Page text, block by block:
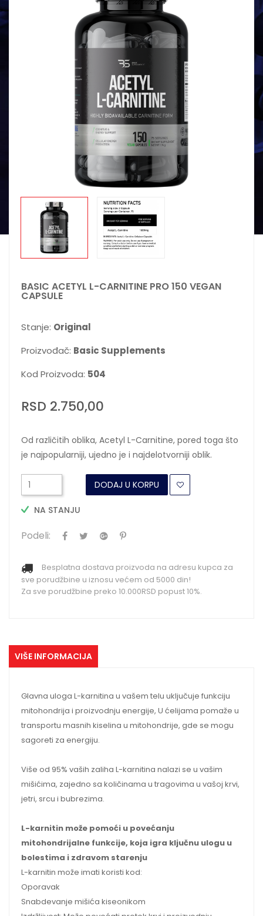
BASIC ACETYL L-CARNITINE PRO 150 VEGAN
CAPSULE
Stanje: Original
Proizvođač: Basic Supplements
Kod Proizvoda: 504
RSD 2.750,00
Od različitih oblika, Acetyl L-Carnitine, pored toga što
je najpopularniji, ujedno je i najdelotvorniji oblik.
DODAJ U KORPU
NA STANJU
Podeli:
Besplatna dostava proizvoda na adresu kupca za
sve porudžbine u iznosu većem od 5000 din!
Za sve porudžbine preko 10.000RSD popust 10%.
VIŠE INFORMACIJA
Glavna uloga L-karnitina u vašem telu uključuje funkciju
mitohondrija i proizvodnju energije, U ćelijama pomaže u
transportu masnih kiselina u mitohondrije, gde se mogu
sagoreti za energiju.
Više od 95% vaših zaliha L-karnitina nalazi se u vašim
mišićima, zajedno sa količinama u tragovima u vašoj krvi,
jetri, srcu i bubrezima.
L-karnitin može pomoći u povećanju
mitohondrijalne funkcije, koja igra ključnu ulogu u
bolestima i zdravom starenju
L-karnitin može imati koristi kod:
Oporavak
Snabdevanje mišića kiseonikom